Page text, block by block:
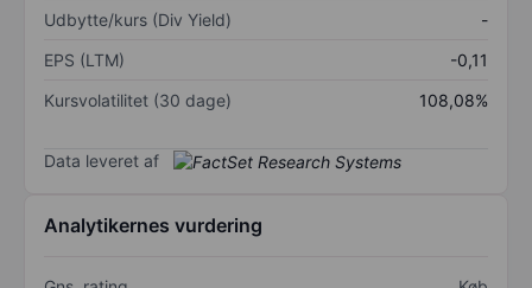
Udbytte/kurs (Div Yield)
-
EPS (LTM)
-0,11
Kursvolatilitet (30 dage)
108,08%
Data leveret af
Analytikernes vurdering